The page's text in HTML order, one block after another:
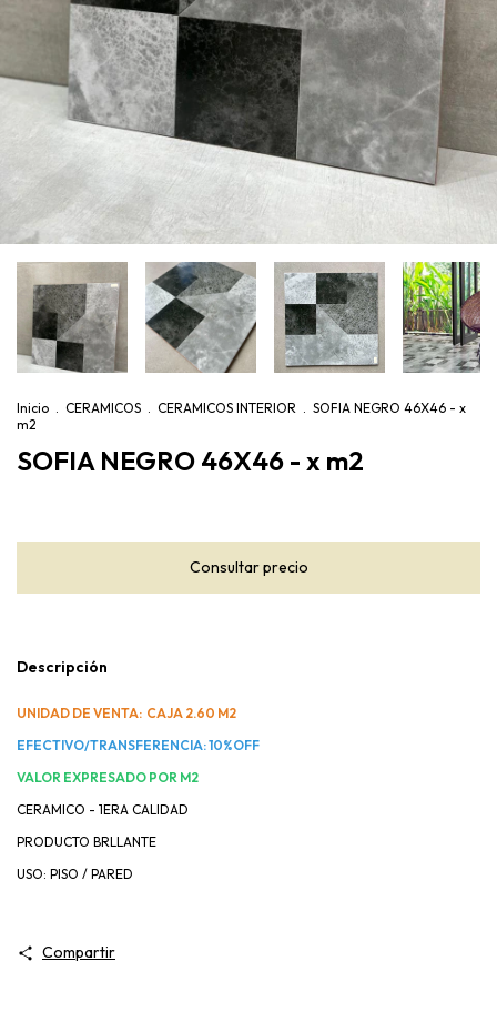
Inicio . CERAMICOS . CERAMICOS INTERIOR . SOFIA NEGRO 46X46 - x
m2
SOFIA NEGRO 46X46 - x m2
Descripción
UNIDAD DE VENTA: CAJA 2.60 M2
EFECTIVO/TRANSFERENCIA: 10%OFF
VALOR EXPRESADO POR M2
CERAMICO - 1ERA CALIDAD
PRODUCTO BRLLANTE
USO: PISO / PARED
Compartir